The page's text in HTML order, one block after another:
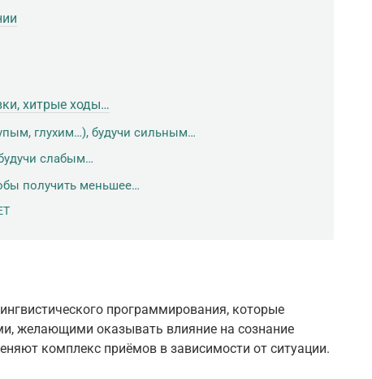
хитрые ходы…
глухим…), будучи сильным…
слабым…
получить меньшее…
программирования, которые
желающими оказывать влияние на сознание
комплекс приёмов в зависимости от ситуации.